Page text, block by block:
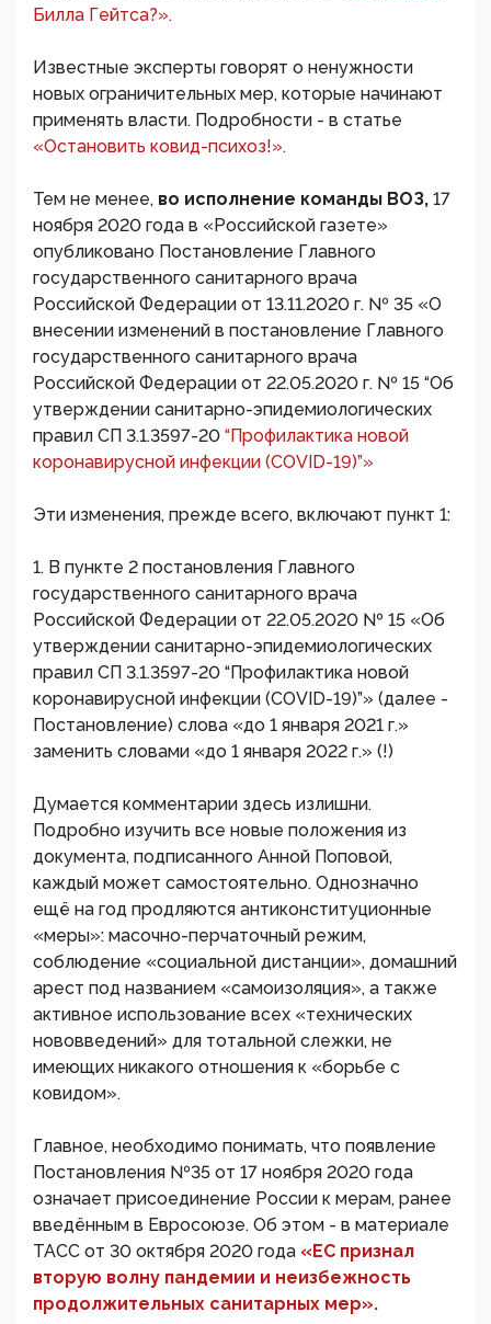
Билла Гейтса?».
Известные эксперты говорят о ненужности
новых ограничительных мер, которые начинают
применять власти. Подробности - в статье
«Остановить ковид-психоз!».
Тем не менее, во исполнение команды ВОЗ, 17
ноября 2020 года в «Российской газете»
опубликовано Постановление Главного
государственного санитарного врача
Российской Федерации от 13.11.2020 г. № 35 «О
внесении изменений в постановление Главного
государственного санитарного врача
Российской Федерации от 22.05.2020 г. № 15 “Об
утверждении санитарно-эпидемиологических
правил СП 3.1.3597-20 “Профилактика новой
коронавирусной инфекции (СОVID-19)”»
Эти изменения, прежде всего, включают пункт 1:
1. В пункте 2 постановления Главного
государственного санитарного врача
Российской Федерации от 22.05.2020 № 15 «Об
утверждении санитарно-эпидемиологических
правил СП 3.1.3597-20 “Профилактика новой
коронавирусной инфекции (COVID-19)”» (далее -
Постановление) слова «до 1 января 2021 г.»
заменить словами «до 1 января 2022 г.» (!)
Думается комментарии здесь излишни.
Подробно изучить все новые положения из
документа, подписанного Анной Поповой,
каждый может самостоятельно. Однозначно
ещё на год продляются антиконституционные
«меры»: масочно-перчаточный режим,
соблюдение «социальной дистанции», домашний
арест под названием «самоизоляция», а также
активное использование всех «технических
нововведений» для тотальной слежки, не
имеющих никакого отношения к «борьбе с
ковидом».
Главное, необходимо понимать, что появление
Постановления №35 от 17 ноября 2020 года
означает присоединение России к мерам, ранее
введённым в Евросоюзе. Об этом - в материале
ТАСС от 30 октября 2020 года «ЕС признал
вторую волну пандемии и неизбежность
продолжительных санитарных мер».